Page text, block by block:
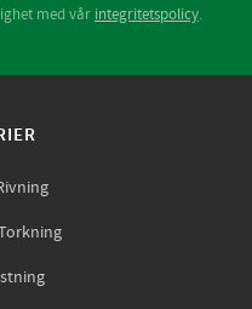
med vår integritetspolicy.